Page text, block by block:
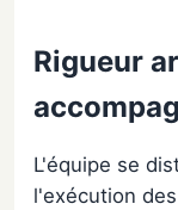
Rigueur
L'équipe se
l'exécution